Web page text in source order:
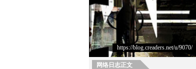
https://blog.creaders.net/u/9070/>
网络日志正文